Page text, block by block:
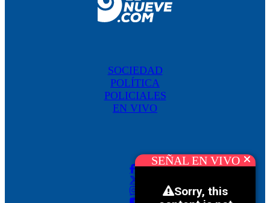
SEÑAL EN VIVO
SOCIEDAD
POLÍTICA
POLICIALES
EN VIVO